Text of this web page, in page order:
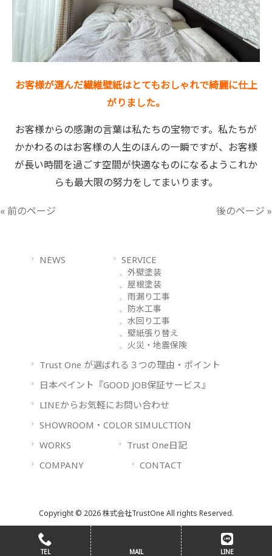
お客様が選んだ繊維壁紙はとてもおしゃれで綺麗に仕上
がりました。
お客様からの感謝の言葉は私たちの宝物です。 私たちが
かかわるのはお客様の人生のほんの一瞬ですが、 お客様
が長い時間を過ごす空間が快適なものになるようこれか
らも最大限の努力をしてまいります。
« 前のページ 後のページ »
NEWS SERVICE
外壁塗装
屋根塗装
雨漏り工事
防水工事
水回り工事
壁紙張り替え
火災・地震保険
Trust One が選ばれる３つの理由・ポイント
日本ペイント『GOOD JOB保証サービス』
LINEからお気軽にお問い合わせ
SHOWROOM・COLOR SIMULCTION
WORKS
Trust One日記
COMPANY
CONTACT
Copyright © 2026 株式会社TrustOne All rights Reserved.
TEL MAIL LINE